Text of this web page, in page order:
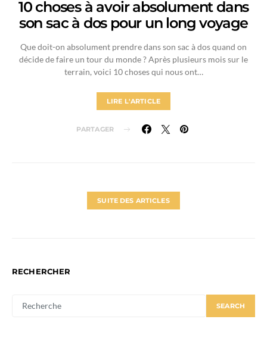
10 choses à avoir absolument dans
son sac à dos pour un long voyage
Que doit-on absolument prendre dans son sac à dos quand on
décide de faire un tour du monde ? Après plusieurs mois sur le
terrain, voici 10 choses qui nous ont…
LIRE L'ARTICLE
PARTAGER
SUITE DES ARTICLES
RECHERCHER
FOR:
SEARCH